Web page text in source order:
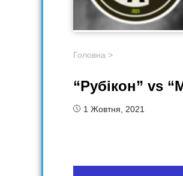
Головна >
“Рубікон” vs
1 Жовтня, 2021